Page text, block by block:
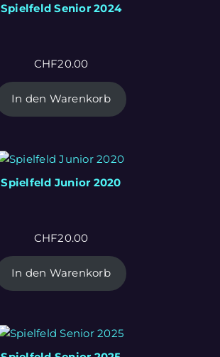
Spielfeld Senior 2024
CHF20.00
In den Warenkorb
Spielfeld Junior 2020
CHF20.00
In den Warenkorb